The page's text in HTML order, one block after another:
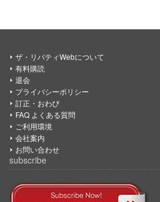
ザ・リバティWebについて
有料購読
退会
プライバシーポリシー
訂正・おわび
FAQ よくある質問
ご利用環境
会社案内
お問い合わせ
subscribe